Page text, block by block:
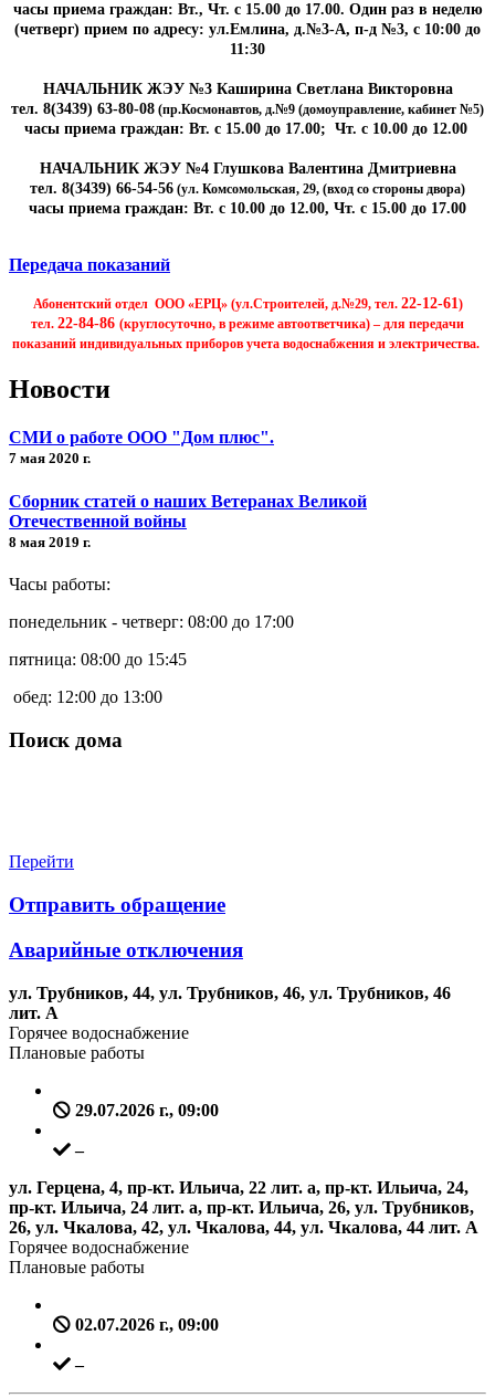
часы приема граждан: Вт., Чт. с 15.00 до 17.00. Один раз в неделю
(четверг) прием по адресу: ул.Емлина, д.№3-А, п-д №3, с 10:00 до
11:30
НАЧАЛЬНИК ЖЭУ №3 Каширина Светлана Викторовна
тел. 8(3439) 63-80-08 (пр.Космонавтов, д.№9 (домоуправление, кабинет №5)
часы приема граждан: Вт. с 15.00 до 17.00; Чт. с 10.00 до 12.00
НАЧАЛЬНИК ЖЭУ №4 Глушкова Валентина Дмитриевна
тел. 8(3439) 66-54-56 (ул. Комсомольская, 29, (вход со стороны двора)
часы приема граждан: Вт. с 10.00 до 12.00, Чт. с 15.00 до 17.00
Передача показаний
Абонентский отдел ООО «ЕРЦ» (ул.Строителей, д.№29, тел. 22-12-61)
тел. 22-84-86 (круглосуточно, в режиме автоответчика) – для передачи
показаний индивидуальных приборов учета водоснабжения и электричества.
Новости
СМИ о работе ООО "Дом плюс".
7 мая 2020 г.
Сборник статей о наших Ветеранах Великой
Отечественной войны
8 мая 2019 г.
Часы работы:
понедельник - четверг: 08:00 до 17:00
пятница: 08:00 до 15:45
обед: 12:00 до 13:00
Поиск дома
Перейти
Отправить обращение
Аварийные отключения
ул. Трубников, 44, ул. Трубников, 46, ул. Трубников, 46
лит. А
Горячее водоснабжение
Плановые работы
29.07.2026 г., 09:00
–
ул. Герцена, 4, пр-кт. Ильича, 22 лит. а, пр-кт. Ильича, 24,
пр-кт. Ильича, 24 лит. а, пр-кт. Ильича, 26, ул. Трубников,
26, ул. Чкалова, 42, ул. Чкалова, 44, ул. Чкалова, 44 лит. А
Горячее водоснабжение
Плановые работы
02.07.2026 г., 09:00
–